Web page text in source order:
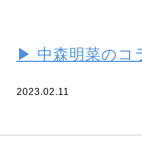
▶ 中森明菜のコ
2023.02.11